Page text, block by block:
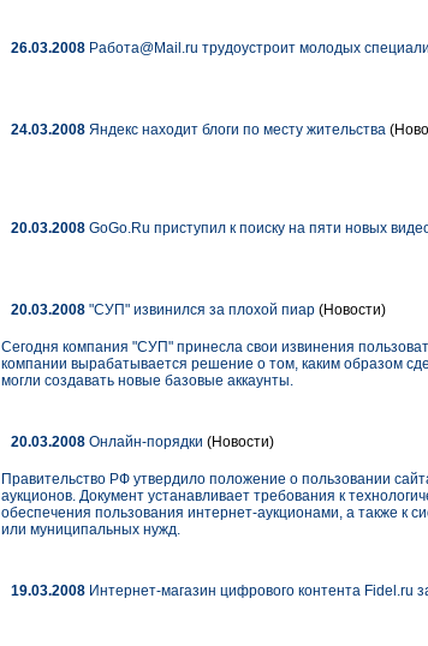
26.03.2008 Работа@Mail.ru трудоустроит молодых
24.03.2008 Яндекс находит блоги по месту жительства
20.03.2008 GoGo.Ru приступил к поиску на пяти новых
20.03.2008 "СУП" извинился за плохой пиар (Новости)
Сегодня компания "СУП" принесла свои извинения
компании вырабатывается решение о том, каким образом
могли создавать новые базовые аккаунты.
20.03.2008 Онлайн-порядки (Новости)
Правительство РФ утвердило положение о пользовании
аукционов. Документ устанавливает требования к
обеспечения пользования интернет-аукционами, а также к
или муниципальных нужд.
19.03.2008 Интернет-магазин цифрового контента Fidel.ru